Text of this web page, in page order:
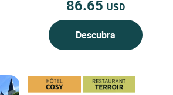
86.65 USD
Descubra